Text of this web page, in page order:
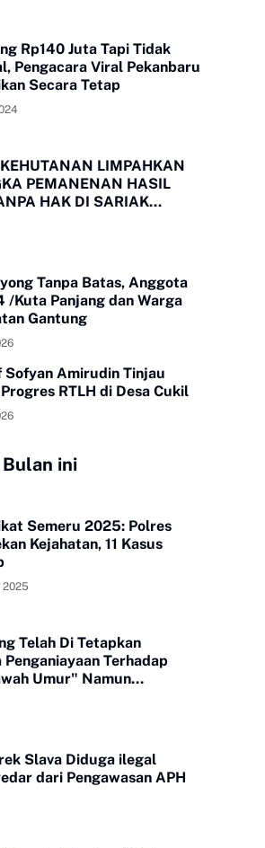
Rp140 Juta Tapi Tidak
Pengacara Viral Pekanbaru
Secara Tetap
LIMPAHKAN
PEMANENAN HASIL
HAK DI SARIAK
KEJAKSAAN
SUMBAR
Tanpa Batas, Anggota
/Kuta Panjang dan Warga
Gantung
Sofyan Amirudin Tinjau
RTLH di Desa Cukil
ini
Semeru 2025: Polres
Kejahatan, 11 Kasus
2025
Telah Di Tetapkan
Penganiayaan Terhadap
Umur" Namun
Bebas Keluar Dari Polres
Slava Diduga ilegal
dari Pengawasan APH